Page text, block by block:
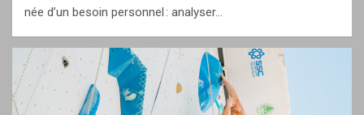
née d’un besoin personnel : analyser…